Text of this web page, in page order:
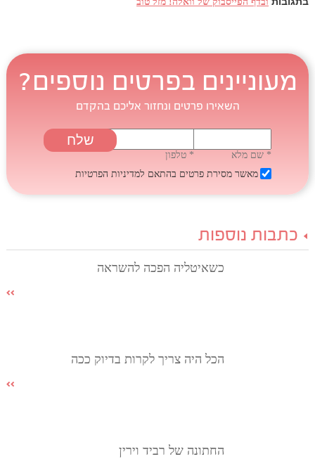
מעוניינים בפרטים נוספים?
השאירו פרטים ונחזור אליכם בהקדם
* שם מלא
* טלפון
מאשר מסירת פרטים בהתאם למדיניות הפרטיות
כתבות נוספות
כשאיטליה הפכה להשראה
הכל היה צריך לקרות בדיוק ככה
החתונה של רביד וירין